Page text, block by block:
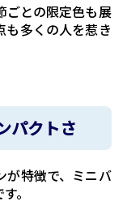
ごとの限定色も展
も多くの人を惹き
パクトさ
が特徴で、ミニバ
。